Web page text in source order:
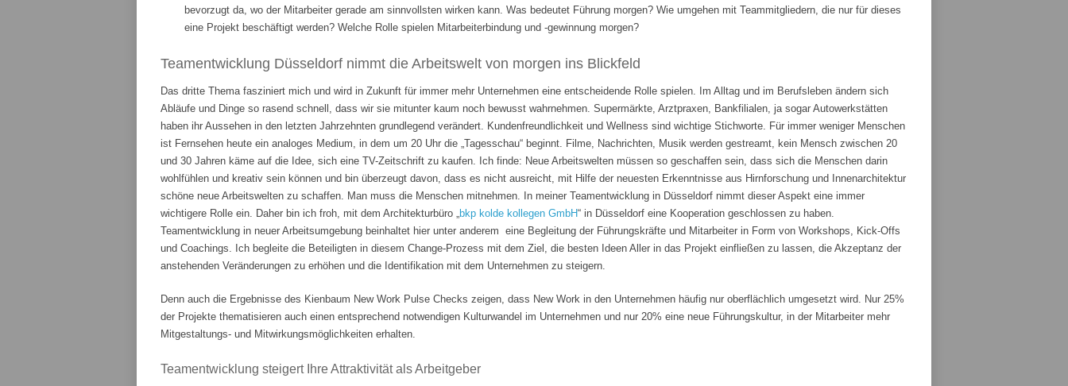
bevorzugt da, wo der Mitarbeiter gerade am sinnvollsten wirken kann. Was bedeutet Führung morgen? Wie umgehen mit Teammitgliedern, die nur für dieses
eine Projekt beschäftigt werden? Welche Rolle spielen Mitarbeiterbindung und -gewinnung morgen?
Teamentwicklung Düsseldorf nimmt die Arbeitswelt von morgen ins Blickfeld
Das dritte Thema fasziniert mich und wird in Zukunft für immer mehr Unternehmen eine entscheidende Rolle spielen. Im Alltag und im Berufsleben ändern sich
Abläufe und Dinge so rasend schnell, dass wir sie mitunter kaum noch bewusst wahrnehmen. Supermärkte, Arztpraxen, Bankfilialen, ja sogar Autowerkstätten
haben ihr Aussehen in den letzten Jahrzehnten grundlegend verändert. Kundenfreundlichkeit und Wellness sind wichtige Stichworte. Für immer weniger Menschen
ist Fernsehen heute ein analoges Medium, in dem um 20 Uhr die „Tagesschau“ beginnt. Filme, Nachrichten, Musik werden gestreamt, kein Mensch zwischen 20
und 30 Jahren käme auf die Idee, sich eine TV-Zeitschrift zu kaufen. Ich finde: Neue Arbeitswelten müssen so geschaffen sein, dass sich die Menschen darin
wohlfühlen und kreativ sein können und bin überzeugt davon, dass es nicht ausreicht, mit Hilfe der neuesten Erkenntnisse aus Hirnforschung und Innenarchitektur
schöne neue Arbeitswelten zu schaffen. Man muss die Menschen mitnehmen. In meiner Teamentwicklung in Düsseldorf nimmt dieser Aspekt eine immer
wichtigere Rolle ein. Daher bin ich froh, mit dem Architekturbüro „bkp kolde kollegen GmbH“ in Düsseldorf eine Kooperation geschlossen zu haben.
Teamentwicklung in neuer Arbeitsumgebung beinhaltet hier unter anderem eine Begleitung der Führungskräfte und Mitarbeiter in Form von Workshops, Kick-Offs
und Coachings. Ich begleite die Beteiligten in diesem Change-Prozess mit dem Ziel, die besten Ideen Aller in das Projekt einfließen zu lassen, die Akzeptanz der
anstehenden Veränderungen zu erhöhen und die Identifikation mit dem Unternehmen zu steigern.
Denn auch die Ergebnisse des Kienbaum New Work Pulse Checks zeigen, dass New Work in den Unternehmen häufig nur oberflächlich umgesetzt wird. Nur 25%
der Projekte thematisieren auch einen entsprechend notwendigen Kulturwandel im Unternehmen und nur 20% eine neue Führungskultur, in der Mitarbeiter mehr
Mitgestaltungs- und Mitwirkungsmöglichkeiten erhalten.
Teamentwicklung steigert Ihre Attraktivität als Arbeitgeber